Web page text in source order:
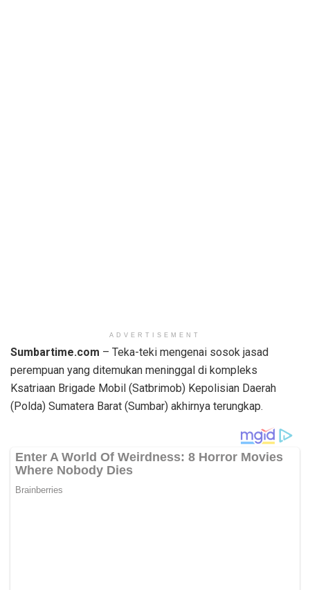
ADVERTISEMENT
Sumbartime.com – Teka-teki mengenai sosok jasad
perempuan yang ditemukan meninggal di kompleks
Ksatriaan Brigade Mobil (Satbrimob) Kepolisian Daerah
(Polda) Sumatera Barat (Sumbar) akhirnya terungkap.